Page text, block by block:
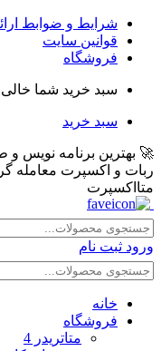
شرایط و ضوابط
قوانین سایت
فروشگاه
سبد خرید شما
سبد خرید
🚀 بهترین برنامه نویس
متااکسپرت
ورود ثبت نام
خانه
فروشگاه
متاتريدر 4